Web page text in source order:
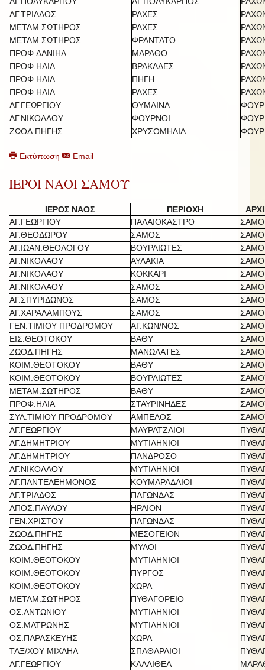
ΑΓ.ΤΡΙΑΔΟΣ
ΡΑΧΕΣ
ΜΕΤΑΜ.ΣΩΤΗΡΟΣ
ΡΑΧΕΣ
ΜΕΤΑΜ.ΣΩΤΗΡΟΣ
ΦΡΑΝΤΑΤΟ
ΠΡΟΦ.ΔΑΝΙΗΛ
ΜΑΡΑΘΟ
ΠΡΟΦ.ΗΛΙΑ
ΒΡΑΚΑΔΕΣ
ΠΡΟΦ.ΗΛΙΑ
ΠΗΓΗ
ΠΡΟΦ.ΗΛΙΑ
ΡΑΧΕΣ
ΑΓ.ΓΕΩΡΓΙΟΥ
ΘΥΜΑΙΝΑ
ΑΓ.ΝΙΚΟΛΑΟΥ
ΦΟΥΡΝΟΙ
ΖΩΟΔ.ΠΗΓΗΣ
ΧΡΥΣΟΜΗΛΙΑ
Εκτύπωση Email
ΙΕΡΟΙ ΝΑΟΙ ΣΑΜΟΥ
ΙΕΡΟΣ ΝΑΟΣ ΠΕΡΙΟΧΗ
ΑΓ.ΓΕΩΡΓΙΟΥ
ΠΑΛΑΙΟΚΑΣΤΡΟ
ΑΓ.ΘΕΟΔΩΡΟΥ
ΣΑΜΟΣ
ΑΓ.ΙΩΑΝ.ΘΕΟΛΟΓΟΥ
ΒΟΥΡΛΙΩΤΕΣ
ΑΓ.ΝΙΚΟΛΑΟΥ
ΑΥΛΑΚΙΑ
ΑΓ.ΝΙΚΟΛΑΟΥ
ΚΟΚΚΑΡΙ
ΑΓ.ΝΙΚΟΛΑΟΥ
ΣΑΜΟΣ
ΑΓ.ΣΠΥΡΙΔΩΝΟΣ
ΣΑΜΟΣ
ΑΓ.ΧΑΡΑΛΑΜΠΟΥΣ
ΣΑΜΟΣ
ΓΕΝ.ΤΙΜΙΟΥ ΠΡΟΔΡΟΜΟΥ
ΑΓ.ΚΩΝ/ΝΟΣ
ΕΙΣ.ΘΕΟΤΟΚΟΥ
ΒΑΘΥ
ΖΩΟΔ.ΠΗΓΗΣ
ΜΑΝΩΛΑΤΕΣ
ΚΟΙΜ.ΘΕΟΤΟΚΟΥ
ΒΑΘΥ
ΚΟΙΜ.ΘΕΟΤΟΚΟΥ
ΒΟΥΡΛΙΩΤΕΣ
ΜΕΤΑΜ.ΣΩΤΗΡΟΣ
ΒΑΘΥ
ΠΡΟΦ.ΗΛΙΑ
ΣΤΑΥΡΙΝΗΔΕΣ
ΣΥΛ.ΤΙΜΙΟΥ ΠΡΟΔΡΟΜΟΥ
ΑΜΠΕΛΟΣ
ΑΓ.ΓΕΩΡΓΙΟΥ
ΜΑΥΡΑΤΖΑΙΟΙ
ΑΓ.ΔΗΜΗΤΡΙΟΥ
ΜΥΤΙΛΗΝΙΟΙ
ΑΓ.ΔΗΜΗΤΡΙΟΥ
ΠΑΝΔΡΟΣΟ
ΑΓ.ΝΙΚΟΛΑΟΥ
ΜΥΤΙΛΗΝΙΟΙ
ΑΓ.ΠΑΝΤΕΛΕΗΜΟΝΟΣ
ΚΟΥΜΑΡΑΔΑΙΟΙ
ΑΓ.ΤΡΙΑΔΟΣ
ΠΑΓΩΝΔΑΣ
ΑΠΟΣ.ΠΑΥΛΟΥ
ΗΡΑΙΟΝ
ΓΕΝ.ΧΡΙΣΤΟΥ
ΠΑΓΩΝΔΑΣ
ΖΩΟΔ.ΠΗΓΗΣ
ΜΕΣΟΓΕΙΟΝ
ΖΩΟΔ.ΠΗΓΗΣ
ΜΥΛΟΙ
ΚΟΙΜ.ΘΕΟΤΟΚΟΥ
ΜΥΤΙΛΗΝΙΟΙ
ΚΟΙΜ.ΘΕΟΤΟΚΟΥ
ΠΥΡΓΟΣ
ΚΟΙΜ.ΘΕΟΤΟΚΟΥ
ΧΩΡΑ
ΜΕΤΑΜ.ΣΩΤΗΡΟΣ
ΠΥΘΑΓΟΡΕΙΟ
ΟΣ.ΑΝΤΩΝΙΟΥ
ΜΥΤΙΛΗΝΙΟΙ
ΟΣ.ΜΑΤΡΩΝΗΣ
ΜΥΤΙΛΗΝΙΟΙ
ΟΣ.ΠΑΡΑΣΚΕΥΗΣ
ΧΩΡΑ
ΤΑΞ/ΧΟΥ ΜΙΧΑΗΛ
ΣΠΑΘΑΡΑΙΟΙ
ΑΓ.ΓΕΩΡΓΙΟΥ
ΚΑΛΛΙΘΕΑ